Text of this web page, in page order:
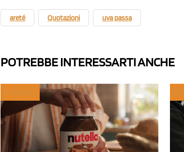
areté Quotazioni uva passa
POTREBBE INTERESSARTI ANCHE